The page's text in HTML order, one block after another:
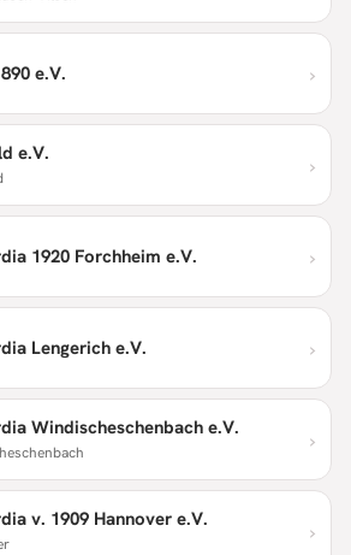
e.V. ›
e.V. ›
1920 Forchheim e.V. ›
Lengerich e.V. ›
Windischeschenbach e.V. ›
v. 1909 Hannover e.V. ›